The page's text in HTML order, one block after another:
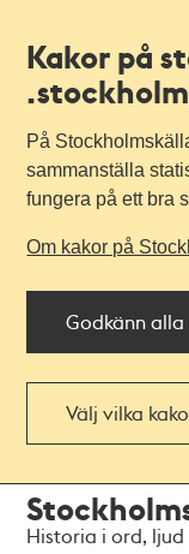
Kakor på
På
sammanställa
fungera på ett bra
Om kakor på
Godkänn alla
Välj vilka
navigationen
huvudinnehållet
Historia i ord, ljud